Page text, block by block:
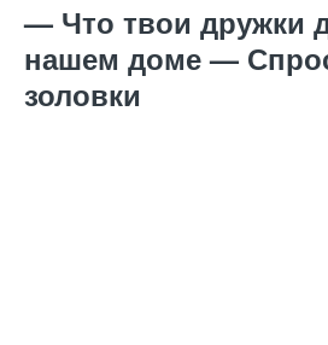
— Что твои дружки
нашем доме —
золовки